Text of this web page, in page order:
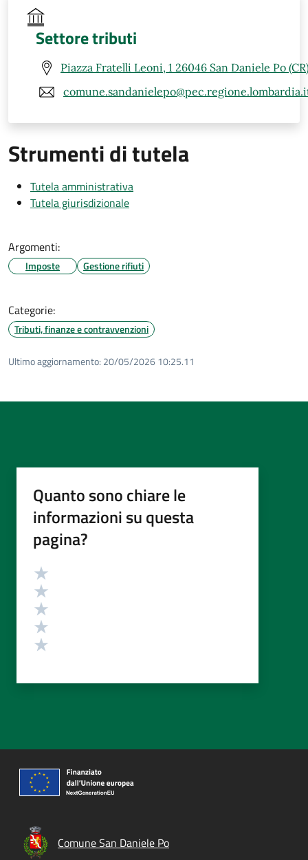
Settore tributi
Piazza Fratelli Leoni, 1 26046 San Daniele Po
Strumenti di tutela
Tutela amministrativa
Tutela giurisdizionale
Argomenti:
Imposte Gestione rifiuti
Categorie:
Tributi, finanze e contravvenzioni
Ultimo aggiornamento: 20/05/2026 10:25.11
Quanto sono chiare le
informazioni su questa
pagina?
Valutazione
Comune San Daniele Po